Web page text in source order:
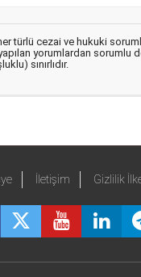
türlü cezai ve hukuki
yorumlardan sorumlu
sınırlıdır.
İletişim Gizlilik